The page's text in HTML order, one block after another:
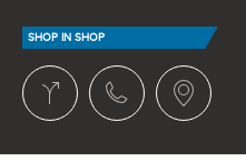
SHOP IN SHOP